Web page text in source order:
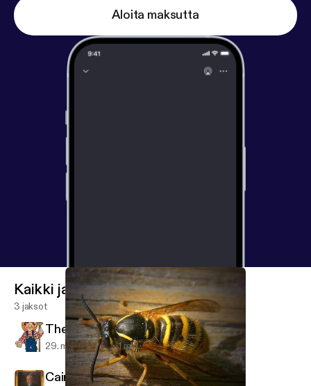
Aloita maksutta
Kaikki jaksot
3 jaksot
The Burning of the Piper's Hut
29. maalis 2016 1 min
Cairnomount